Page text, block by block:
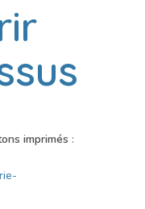
imprimés :